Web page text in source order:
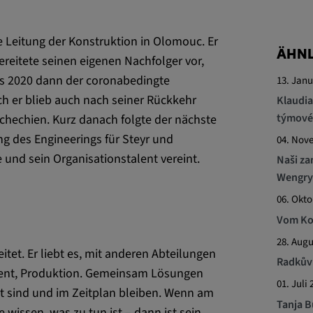
der Konstruktion in Olomouc. Er
seinen eigenen Nachfolger vor,
2020 dann der coronabedingte
er blieb auch nach seiner Rückkehr
Kurz danach folgte der nächste
des Engineerings für Steyr und
und sein Organisationstalent vereint.
Er liebt es, mit anderen Abteilungen
Produktion. Gemeinsam Lösungen
sind und im Zeitplan bleiben. Wenn am
13.
04.
Naši
06.
Vom
28.
01. Juli
Tanja
OGPC